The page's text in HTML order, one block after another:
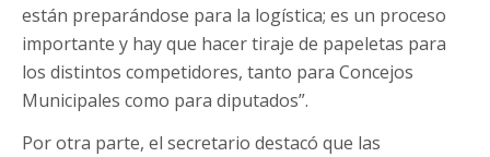
están preparándose para la logística; es un proceso
importante y hay que hacer tiraje de papeletas para
los distintos competidores, tanto para Concejos
Municipales como para diputados”.
Por otra parte, el secretario destacó que las